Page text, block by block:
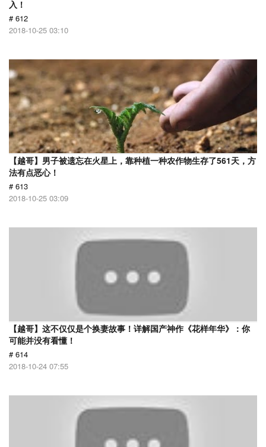
入！
# 612
2018-10-25 03:10
【越哥】男子被遗忘在火星上，靠种植一种农作物生存了561天，方
法有点恶心！
# 613
2018-10-25 03:09
【越哥】这不仅仅是个换妻故事！详解国产神作《花样年华》：你
可能并没有看懂！
# 614
2018-10-24 07:55